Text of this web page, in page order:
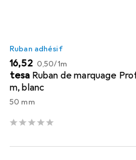
Ruban adhésif
EUR
16,52 EUR
0,50/1m
tesa Ruban de marquage
m, blanc
50 mm